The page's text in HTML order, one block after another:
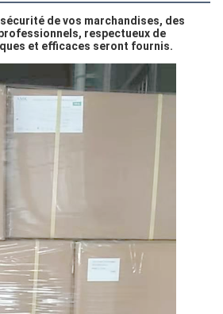
de vos marchandises, des
respectueux de
et efficaces seront fournis.